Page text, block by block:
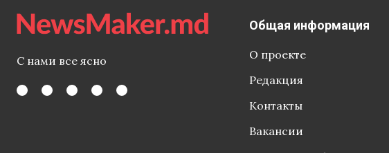
С нами все ясно
Общая информация
О проекте
Редакция
Контакты
Вакансии